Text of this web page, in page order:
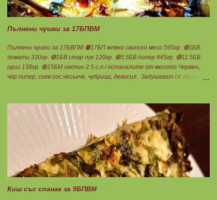
Пълнени чушки за 17БПВМ
Пълнени чушки за 17БВПМ 🟠17БП мляно свинско месо 595гр. 🟢1БВ
домати 330гр. 🟢1БВ стар лук 120гр. 🟢3.5БВ пипер 945гр. 🔴11.5БВ
ориз 138гр. 🟢15БМ зехтин 2.5 с.л./ останалите от месото Червен,
чер пипер, соев сос,чесънче, чубрица, девисил. Задушават се лука и
чаша вода. Готви се на слаб огън докато изври водата. Овкусява се с
останалите подправки и се пълня пиперките. Подреждат се в тава,
добавят се доматите, вода до средата на чушките и се пече до
готовност. В купичка се разбиват по 3 с.л кисело и прясно мляко,
които се добавят след като се извади гозбата от фурната.
Претегля се общото количество , разделя се на 17 и се определя за
1БПВМ. Предварително трябва да сте определили теглото на
тавата, в която се готвят чушките. Нека да ни е вкусно заедно!
Киш със спанак за 9БПВМ